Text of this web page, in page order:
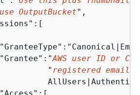
OutputBucket
",
AWS user ID or
"
registered email